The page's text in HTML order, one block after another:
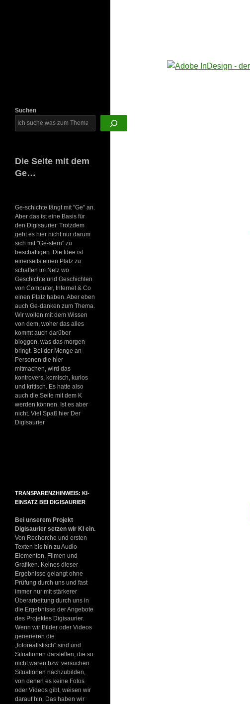
Suchen
Die Seite mit dem
Ge…
Ge-schichte fängt mit "Ge" an.
Aber das ist eine Basis für
den Digisaurier. Trotzdem
geht es hier nicht nur darum
sich mit "Ge-stern" zu
beschäftigen. Die Idee ist
einerseits einen Platz zu
schaffen im Netz wo
Geschichte und Geschichten
von Computer, Internet & Co
einen Platz haben. Aber eben
auch Ge-danken zum Thema.
Wir wollen mit dem Wissen
von dem, woher das alles
kommt auch darüber
bloggen, was das morgen
bringt. Bei der Menge an
Personen die hier
mitmachen, wird das
kontrovers, komisch, kurios
und kritisch. Es hatte also
auch die Seite mit dem K
werden können. Ist es aber
nicht. Viel Spaß hier Der
Digisaurier
TRANSPARENZHINWEIS: KI-
EINSATZ BEI DIGISAURIER
Bei unserem Projekt
Digisaurier setzen wir KI ein.
Von Recherche und ersten
Texten bis hin zu Audio-
Elementen, Filmen und
Grafiken. Keines dieser
Ergebnisse gelangt ohne
Prüfung durch uns und fast
immer nur mit stärkerer
Überarbeitung durch uns in
die Ergebnisse der Angebote
des Projektes Digisaurier.
Wenn wir Bilder oder Videos
generieren die
„fotorealistisch“ sind und
Situationen darstellen, die so
nicht waren bzw. versuchen
Situationen nachzubilden,
von denen es keine Fotos
oder Videos gibt, weisen wir
darauf hin. Das haben wir